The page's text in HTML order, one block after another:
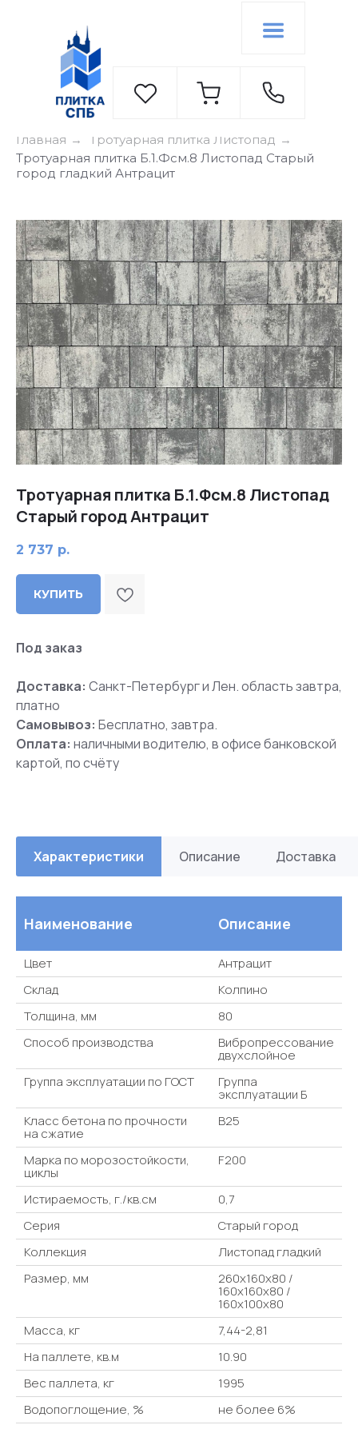
Главная → Тротуарная плитка Листопад →
Тротуарная плитка Б.1.Фсм.8 Листопад Старый
город гладкий Антрацит
Тротуарная плитка Б.1.Фсм.8 Листопад
Старый город Антрацит
2 737 р.
КУПИТЬ
Под заказ
Доставка: Санкт-Петербург и Лен. область завтра,
платно
Самовывоз: Бесплатно, завтра.
Оплата: наличными водителю, в офисе банковской
картой, по счёту
Характеристики Описание Доставка
Наименование Описание
Цвет
Антрацит
Склад
Колпино
Толщина, мм
80
Способ производства
Вибропрессование
двухслойное
Группа эксплуатации по ГОСТ
Группа
эксплуатации Б
Класс бетона по прочности
на сжатие
В25
Марка по морозостойкости,
циклы
F200
Истираемость, г./кв.см
0,7
Серия
Старый город
Коллекция
Листопад гладкий
Размер, мм
260x160x80 /
160x160x80 /
160x100x80
Масса, кг
7,44-2,81
На паллете, кв.м
10.90
Вес паллета, кг
1995
Водопоглощение, %
не более 6%